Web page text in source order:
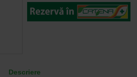
Descriere